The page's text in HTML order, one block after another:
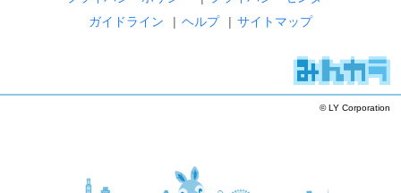
ガイドライン
| ヘルプ | サイトマップ
© LY Corporation